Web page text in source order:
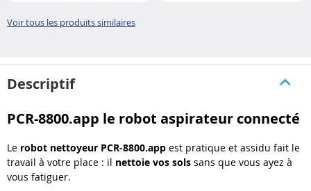
Voir tous les produits similaires
Descriptif
PCR-8800.app le robot aspirateur connecté
Le robot nettoyeur PCR-8800.app est pratique et assidu fait le
travail à votre place : il nettoie vos sols sans que vous ayez à
vous fatiguer.